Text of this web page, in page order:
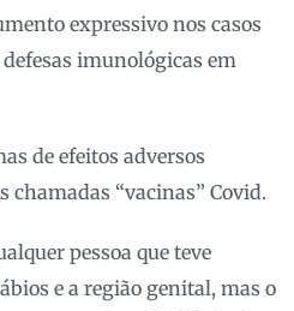
expressivo nos casos
imunológicas em
de efeitos adversos
chamadas “vacinas” Covid.
pessoa que teve
e a região genital, mas o